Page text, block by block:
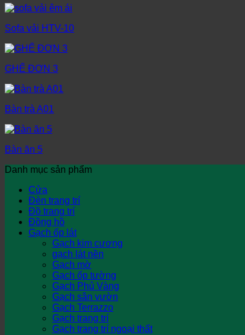
Sofa vải HTV-10
GHẾ ĐƠN 3
Bàn trà A01
Bàn ăn 5
Danh mục sản phẩm
Cửa
Đèn trang trí
Đồ trang trí
Đồng hồ
Gạch ốp lát
Gạch kim cương
gạch lát nền
Gạch mờ
Gạch ốp tường
Gạch Phủ Vàng
Gạch sân vườn
Gạch Terrazzo
Gạch trang trí
Gạch trang trí ngoại thất